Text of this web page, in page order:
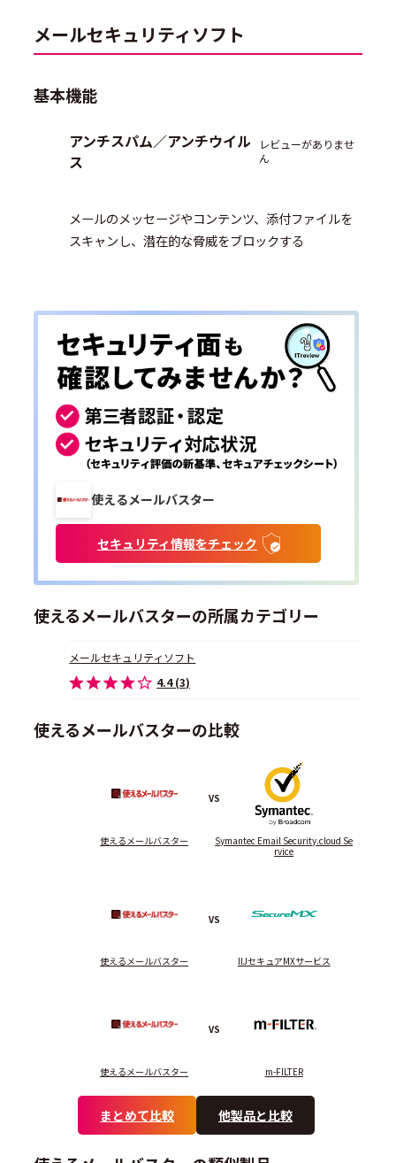
メールセキュリティソフト
基本機能
アンチスパム／アンチウイル
ス
レビューがありませ
ん
メールのメッセージやコンテンツ、添付ファイルを
スキャンし、潜在的な脅威をブロックする
使えるメールバスター
セキュリティ情報をチェック
使えるメールバスターの所属カテゴリー
メールセキュリティソフト
4.4 (3)
使えるメールバスターの比較
使えるメールバスター
VS
Symantec Email Security.cloud Se
rvice
使えるメールバスター
VS
IIJセキュアMXサービス
使えるメールバスター
VS
m-FILTER
まとめて比較 他製品と比較